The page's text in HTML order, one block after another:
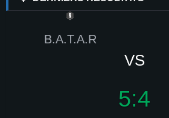
B.A.T.A.R